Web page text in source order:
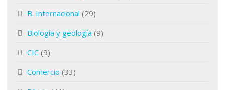
B. Internacional (29)
Biología y geología (9)
CIC (9)
Comercio (33)